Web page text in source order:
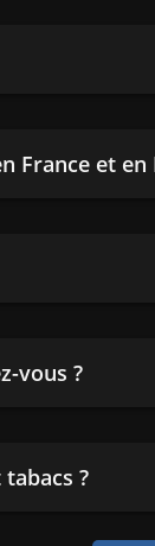
France et en
vous ?
?